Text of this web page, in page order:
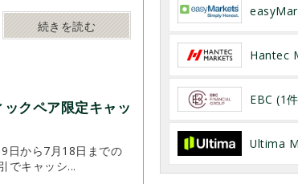
続きを読む
クペア限定キャッ
日から7月18日までの
でキャッシ...
Hantec
EBC (1
Ultima